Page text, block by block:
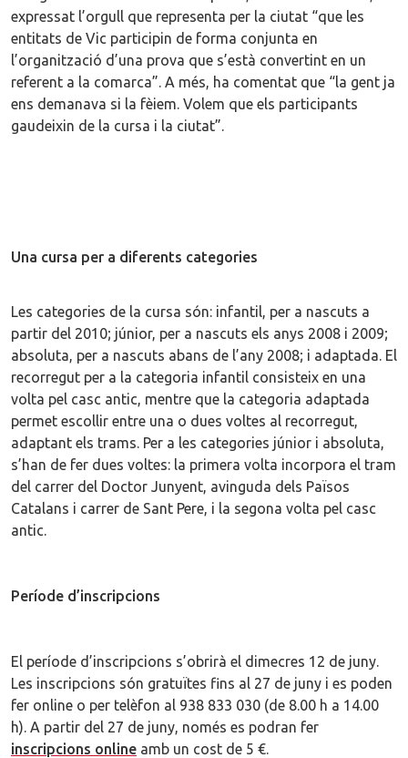
expressat l’orgull que representa per la ciutat “que les
entitats de Vic participin de forma conjunta en
l’organització d’una prova que s’està convertint en un
referent a la comarca”. A més, ha comentat que “la gent ja
ens demanava si la fèiem. Volem que els participants
gaudeixin de la cursa i la ciutat”.
Una cursa per a diferents categories
Les categories de la cursa són: infantil, per a nascuts a
partir del 2010; júnior, per a nascuts els anys 2008 i 2009;
absoluta, per a nascuts abans de l’any 2008; i adaptada. El
recorregut per a la categoria infantil consisteix en una
volta pel casc antic, mentre que la categoria adaptada
permet escollir entre una o dues voltes al recorregut,
adaptant els trams. Per a les categories júnior i absoluta,
s’han de fer dues voltes: la primera volta incorpora el tram
del carrer del Doctor Junyent, avinguda dels Països
Catalans i carrer de Sant Pere, i la segona volta pel casc
antic.
Període d’inscripcions
El període d’inscripcions s’obrirà el dimecres 12 de juny.
Les inscripcions són gratuïtes fins al 27 de juny i es poden
fer online o per telèfon al 938 833 030 (de 8.00 h a 14.00
h). A partir del 27 de juny, només es podran fer
inscripcions online amb un cost de 5 €.